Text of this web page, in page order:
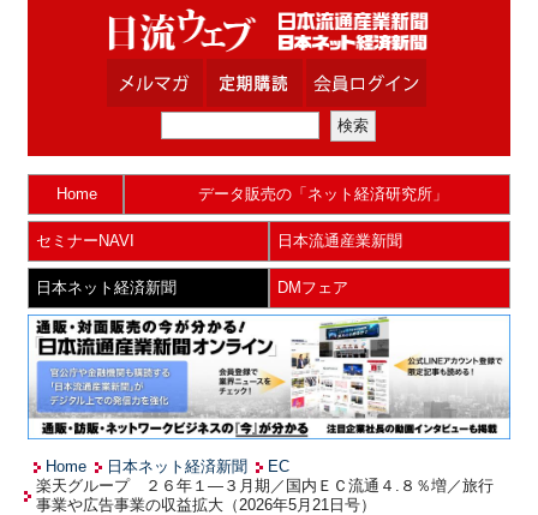
Home データ販売の「ネット経済研究所」
セミナーNAVI 日本流通産業新聞
日本ネット経済新聞 DMフェア
Home 日本ネット経済新聞
EC
楽天グループ ２６年１―３月期／国内ＥＣ流通４.８％増／旅行
事業や広告事業の収益拡大（2026年5月21日号）